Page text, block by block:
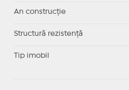
An construcție
Structură rezistență
Tip imobil